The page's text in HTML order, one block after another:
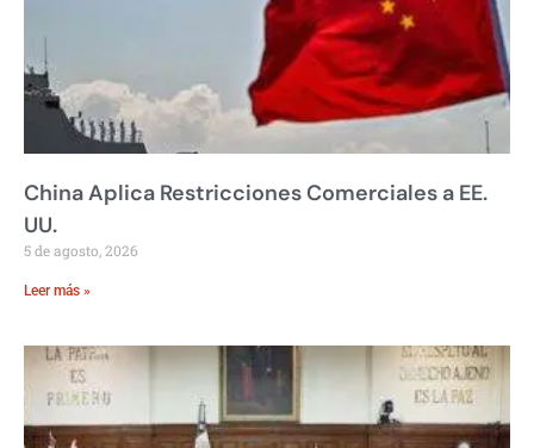
China Aplica Restricciones Comerciales a EE.
UU.
5 de agosto, 2026
Leer más »